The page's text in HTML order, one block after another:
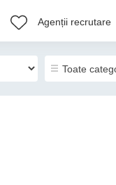
Agenții recrutare